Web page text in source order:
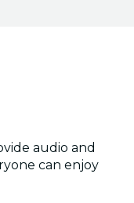
audio and
can enjoy